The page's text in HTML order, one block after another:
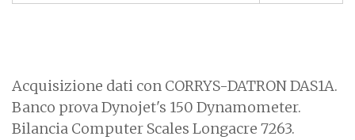
Acquisizione dati con CORRYS-DATRON DAS1A.
Banco prova Dynojet's 150 Dynamometer.
Bilancia Computer Scales Longacre 7263.